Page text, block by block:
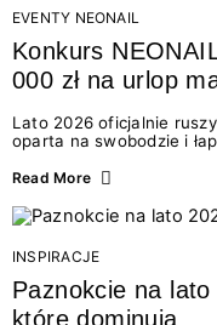
EVENTY NEONAIL
Konkurs
000 zł na urlop
Lato 2026 oficjalnie
oparta na swobodzie i
doświadczenia wakacji –
Motywem przewodnim
letnich momentów. Z tej
wyjątkowego: wielki
najgorętszych trendów w...
Read More
INSPIRACJE
Paznokcie na
które dominują